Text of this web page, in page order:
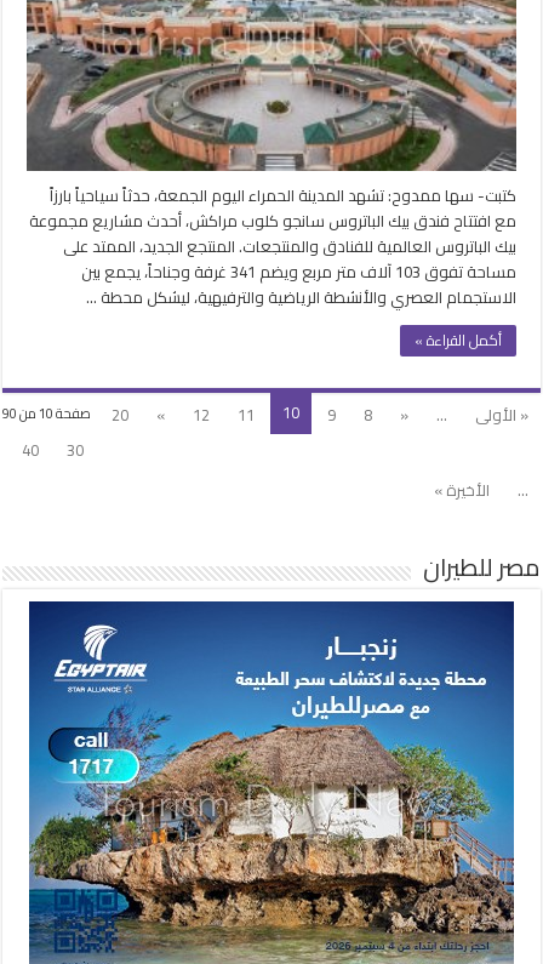
توسعها
بالمغرب
بافتتاح
“سانجو
كلوب”
مراكش
مغلقة
كتبت- سها ممدوح: تشهد المدينة الحمراء اليوم الجمعة، حدثاً سياحياً بارزاً
مع افتتاح فندق بيك الباتروس سانجو كلوب مراكش، أحدث مشاريع مجموعة
بيك الباتروس العالمية للفنادق والمنتجعات. المنتجع الجديد، الممتد على
مساحة تفوق 103 آلاف متر مربع ويضم 341 غرفة وجناحاً، يجمع بين
الاستجمام العصري والأنشطة الرياضية والترفيهية، ليشكل محطة …
أكمل القراءة »
صفحة 10 من 90 « الأولى ...
«
8
9
10
11
12
»
20
30
40
...
الأخيرة »
مصر للطيران